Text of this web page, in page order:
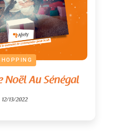
Noël Au Sénégal
12/13/2022